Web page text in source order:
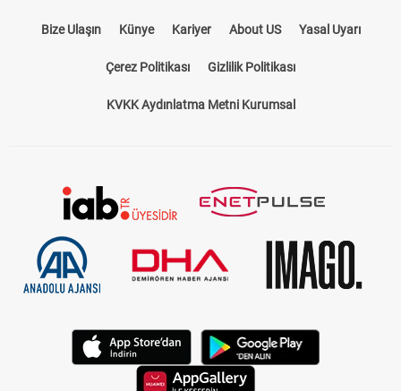
Bize Ulaşın Künye Kariyer About US Yasal Uyarı
Çerez Politikası Gizlilik Politikası
KVKK Aydınlatma Metni Kurumsal